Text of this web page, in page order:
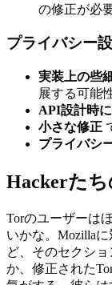
の修正が必
プライバシー
実装上の些
展する可能
API設計時
小さな修正
プライバシ
Hackerた
Torのユーザーは
いかな。Mozilla
ど、そのセクシ
か、修正された